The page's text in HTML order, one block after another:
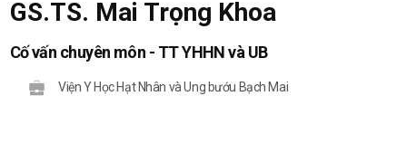
GS.TS. Mai Trọng Khoa
Cố vấn chuyên môn - TT YHHN và UB
Viện Y Học Hạt Nhân và Ung bướu Bạch Mai